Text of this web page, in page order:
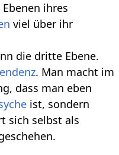
ihres
viel über ihr
die dritte Ebene.
. Man macht im
dass man eben
ist, sondern
sich selbst als